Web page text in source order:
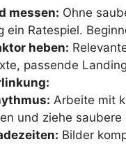
messen: Ohne
ein Ratespiel.
heben:
passende
Arbeite mit
und ziehe saubere
Bilder